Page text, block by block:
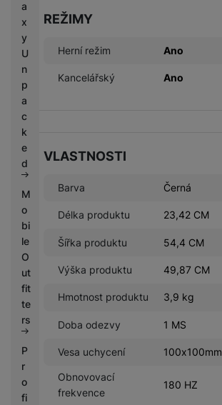
a
x
y
U
n
p
a
c
k
e
d
M
o
bi
le
O
ut
fit
te
rs
P
r
o
fi
REŽIMY
Herní režim Ano
Kancelářský Ano
VLASTNOSTI
Barva Černá
Délka produktu 23,42 CM
Šířka produktu 54,4 CM
Výška produktu 49,87 CM
Hmotnost produktu 3,9 kg
Doba odezvy 1 MS
Vesa uchycení 100x100mm
Obnovovací
frekvence
180 HZ